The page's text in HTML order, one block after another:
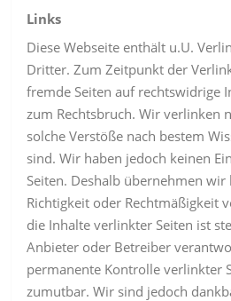
Links
Diese Webseite enthält u.U.
Dritter. Zum Zeitpunkt der
fremde Seiten auf rechtswidrige
zum Rechtsbruch. Wir verlinken
solche Verstöße nach bestem
sind. Wir haben jedoch keinen
Seiten. Deshalb übernehmen
Richtigkeit oder Rechtmäßigkeit
die Inhalte verlinkter Seiten ist
Anbieter oder Betreiber
permanente Kontrolle verlinkter
zumutbar. Wir sind jedoch